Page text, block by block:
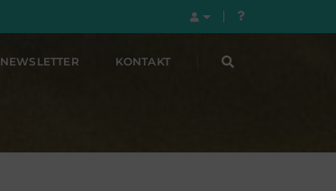
NEWSLETTER KONTAKT